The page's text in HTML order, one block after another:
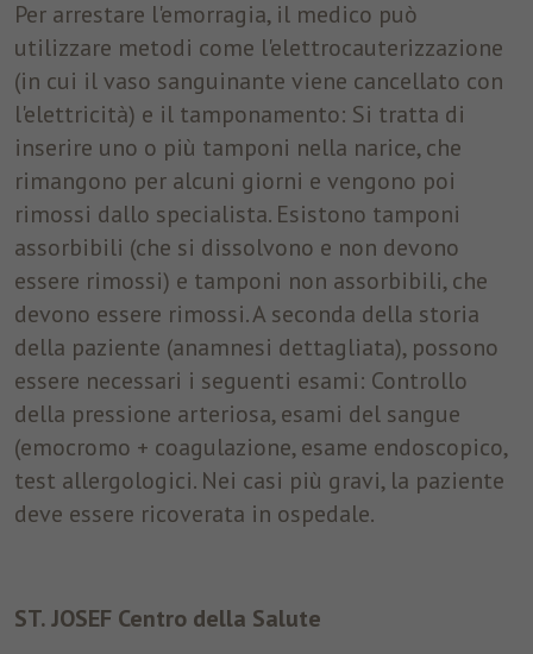
Per arrestare l'emorragia, il medico può
utilizzare metodi come l'elettrocauterizzazione
(in cui il vaso sanguinante viene cancellato con
l'elettricità) e il tamponamento: Si tratta di
inserire uno o più tamponi nella narice, che
rimangono per alcuni giorni e vengono poi
rimossi dallo specialista. Esistono tamponi
assorbibili (che si dissolvono e non devono
essere rimossi) e tamponi non assorbibili, che
devono essere rimossi. A seconda della storia
della paziente (anamnesi dettagliata), possono
essere necessari i seguenti esami: Controllo
della pressione arteriosa, esami del sangue
(emocromo + coagulazione, esame endoscopico,
test allergologici. Nei casi più gravi, la paziente
deve essere ricoverata in ospedale.
ST. JOSEF Centro della Salute